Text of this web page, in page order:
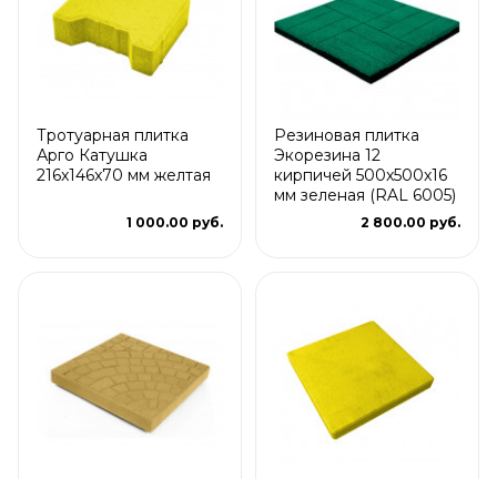
Тротуарная плитка
Арго Катушка
216x146x70 мм желтая
1 000.00 руб.
Резиновая плитка
Экорезина 12
кирпичей 500x500x16
мм зеленая (RAL 6005)
2 800.00 руб.